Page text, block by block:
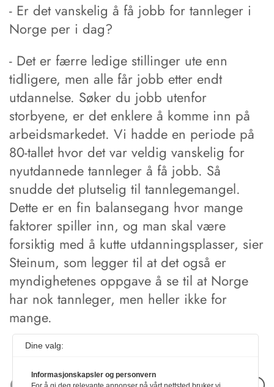
- Er det vanskelig å få jobb for tannleger i
Norge per i dag?
- Det er færre ledige stillinger ute enn
tidligere, men alle får jobb etter endt
utdannelse. Søker du jobb utenfor
storbyene, er det enklere å komme inn på
arbeidsmarkedet. Vi hadde en periode på
80-tallet hvor det var veldig vanskelig for
nyutdannede tannleger å få jobb. Så
snudde det plutselig til tannlegemangel.
Dette er en fin balansegang hvor mange
faktorer spiller inn, og man skal være
forsiktig med å kutte utdanningsplasser, sier
Steinum, som legger til at det også er
myndighetenes oppgave å se til at Norge
har nok tannleger, men heller ikke for
mange.
Dine valg:
Informasjonskapsler og personvern